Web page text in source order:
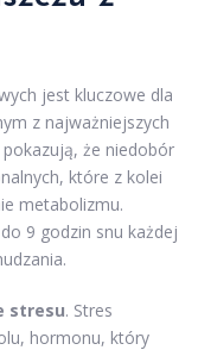
jest kluczowe dla
z najważniejszych
pokazują, że niedobór
które z kolei
metabolizmu.
9 godzin snu każdej
stresu. Stres
hormonu, który